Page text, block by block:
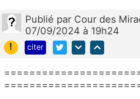
Publié par Cour des
07/09/2024 à 19h24
!
citer